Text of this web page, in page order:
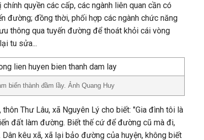
quyền các cấp, các ngành liên quan cần có
đường; đồng thời, phối hợp các ngành chức năng
thông qua tuyến đường để thoát khỏi cái vòng
tu sửa...
biến thành đầm lầy. Ảnh Quang Huy
Thư Lâu, xã Nguyên Lý cho biết: "Gia đình tôi là
đất làm đường. Biết thế cứ để đường cũ mà đi,
kêu xã, xã lại bảo đường của huyện, không biết